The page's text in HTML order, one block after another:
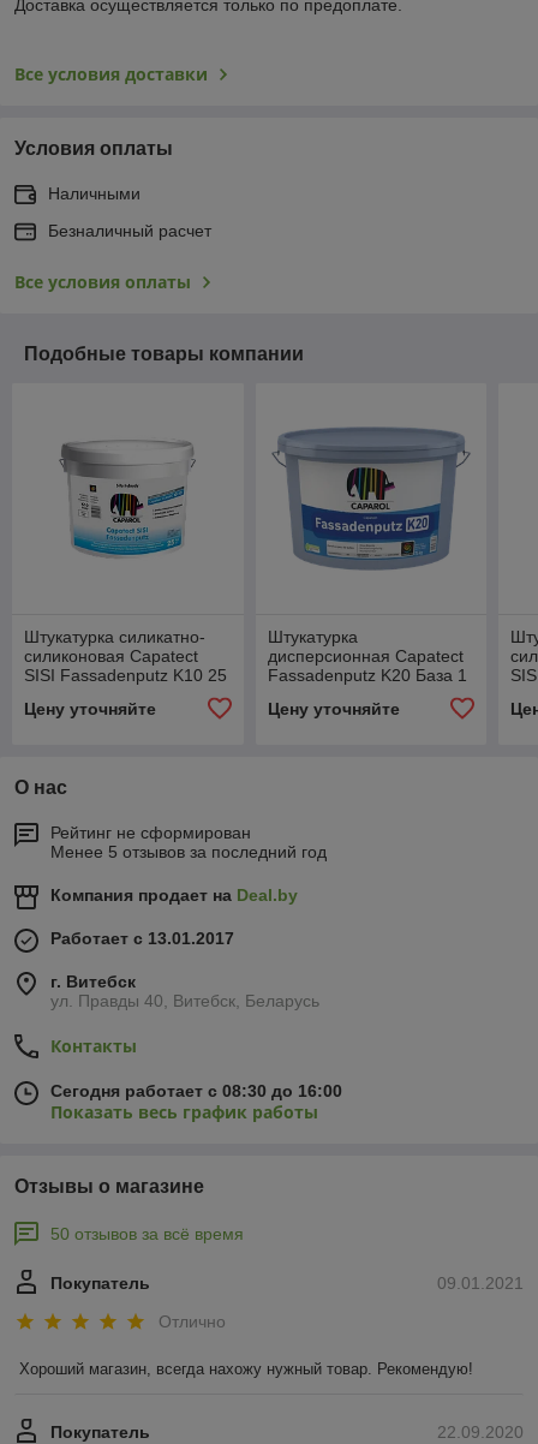
Доставка осуществляется только по предоплате.
Все условия доставки
Условия оплаты
Наличными
Безналичный расчет
Все условия оплаты
Подобные товары компании
Штукатурка силикатно-
силиконовая Capatect
SISI Fassadenputz K10 25
Цену уточняйте
Штукатурка
дисперсионная Capatect
Fassadenputz K20 База 1
Цену уточняйте
О нас
Рейтинг не сформирован
Менее 5 отзывов за последний год
Компания продает на Deal.by
Работает с 13.01.2017
г. Витебск
ул. Правды 40, Витебск, Беларусь
Контакты
Сегодня работает с 08:30 до 16:00
Показать весь график работы
Отзывы о магазине
50 отзывов за всё время
09.01.2021
Покупатель
Отлично
Хороший магазин, всегда нахожу нужный товар. Рекомендую!
22.09.2020
Покупатель